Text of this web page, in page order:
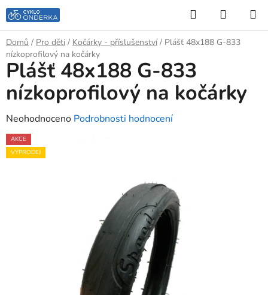
Přejít
na
obsah
Hledat
KOŠÍK
Domů / Pro děti / Kočárky - příslušenství / Plášť 48x188 G-833
nízkoprofilový na kočárky
Plášť 48x188 G-833
nízkoprofilový na kočárky
Průměrné
hodnocení
produktu
Neohodnoceno Podrobnosti hodnocení
AKCE
VÝPRODEJ